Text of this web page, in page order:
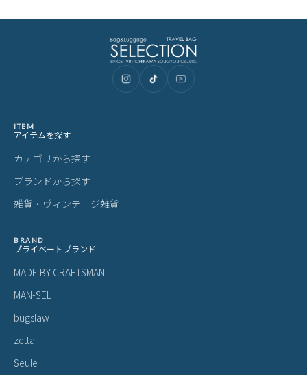
ITEM
アイテムを探す
カテゴリから探す
ブランドから探す
雑貨・ヴィンテージ雑貨
BRAND
プライベートブランド
MADE BY CRAFTSMAN
MAN-SEL
bugslaw
zetta
Seule